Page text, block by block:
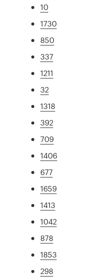
10
1730
850
337
1211
32
1318
392
709
1406
677
1659
1413
1042
878
1853
298